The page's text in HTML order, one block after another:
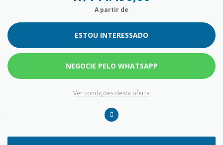
A partir de
ESTOU INTERESSADO
NEGOCIE PELO WHATSAPP
Ver condições desta oferta